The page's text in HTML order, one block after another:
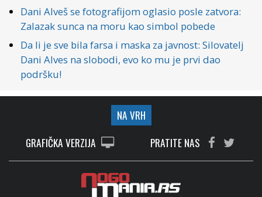
Dani Alveš se fotografijom oglasio posle zatvora:
Zalazak sunca na moru kao simbol pobede
Da li je sve bila farsa i maska za javnost: Silovatelj
Dani Alves na slobodi, evo ko mu je prvi dao
podršku!
NA VRH
GRAFIČKA VERZIJA
PRATITE NAS